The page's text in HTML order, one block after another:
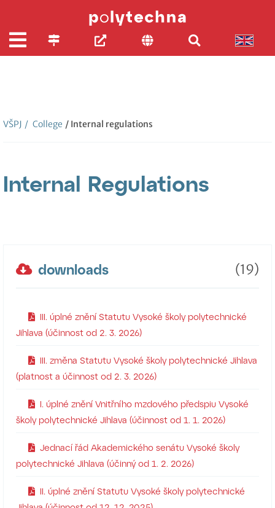
VŠPJ / College / Internal regulations
Internal Regulations
downloads (19)
III. úplné znění Statutu Vysoké školy polytechnické
Jihlava (účinnost od 2. 3. 2026)
III. změna Statutu Vysoké školy polytechnické Jihlava
(platnost a účinnost od 2. 3. 2026)
I. úplné znění Vnitřního mzdového předspiu Vysoké
školy polytechnické Jihlava (účinnost od 1. 1. 2026)
Jednací řád Akademického senátu Vysoké školy
polytechnické Jihlava (účinný od 1. 2. 2026)
II. úplné znění Statutu Vysoké školy polytechnické